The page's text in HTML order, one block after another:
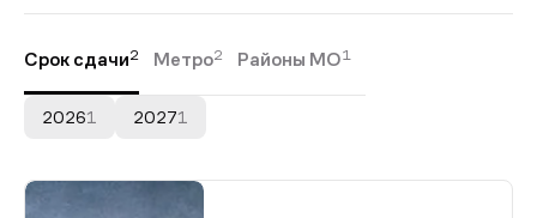
Срок сдачи2 Метро2 Районы МО1
20261 20271